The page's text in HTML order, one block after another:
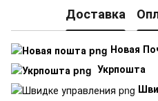
Доставка
Новая
Укрпошта